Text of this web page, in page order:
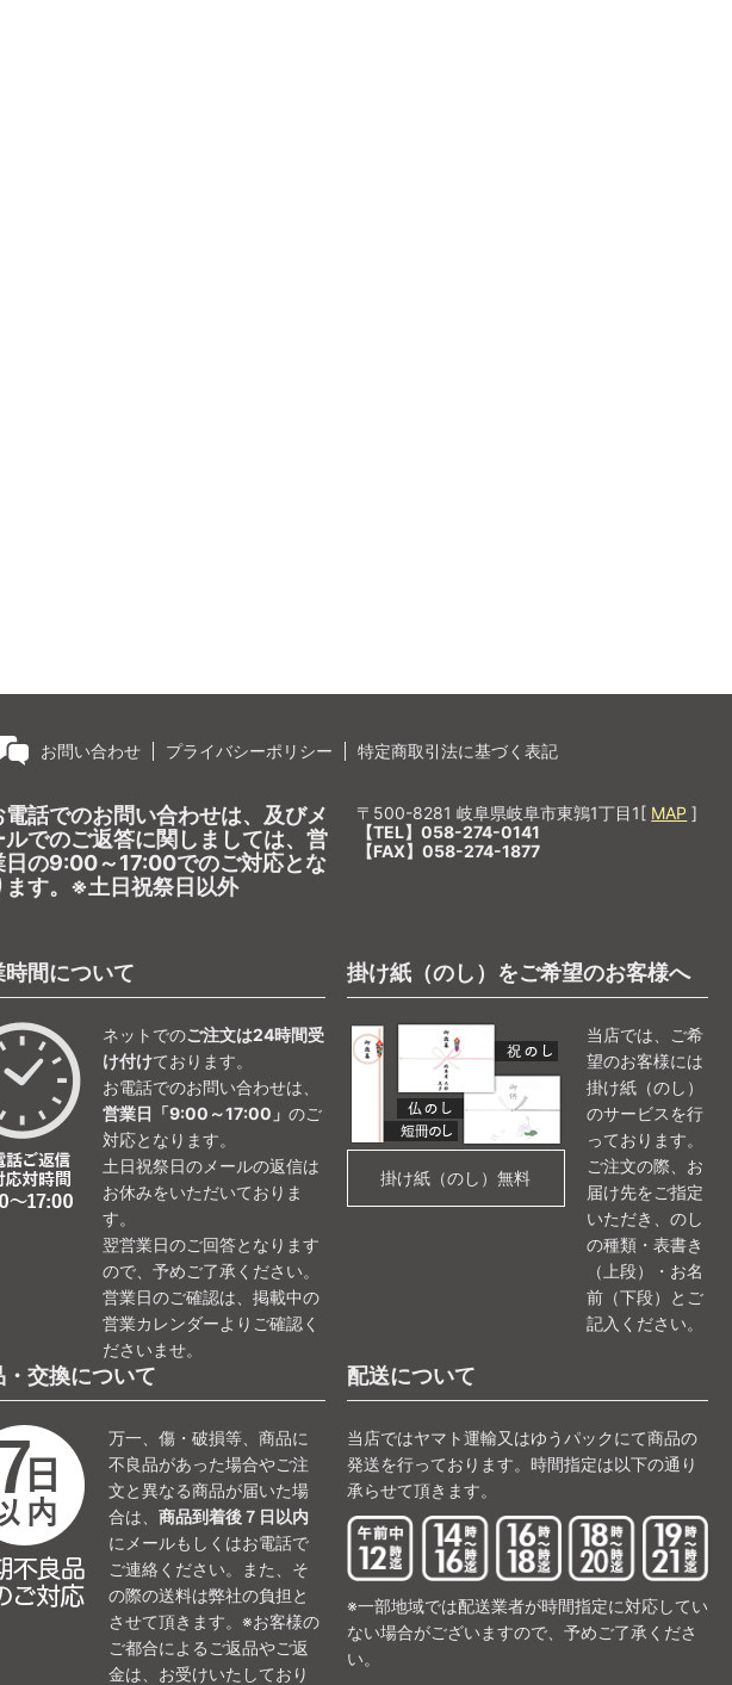
お問い合わせ プライバシーポリシー
特定商取引法に基づく表記
電話でのお問い合わせは、及びメ
ルでのご返答に関しましては、営
日の9:00～17:00でのご対応とな
ます。※土日祝祭日以外
〒500-8281 岐阜県岐阜市東鶉1丁目1[ MAP ]
【TEL】058-274-0141
【FAX】058-274-1877
時間について
ネットでのご注文は24時間受
け付けております。
お電話でのお問い合わせは、
営業日「9:00～17:00」 のご
対応となります。
土日祝祭日のメールの返信は
お休みをいただいておりま
す。
翌営業日のご回答となります
ので、予めご了承ください。
営業日のご確認は、掲載中の
営業カレンダーよりご確認く
ださいませ。
掛け紙（のし）をご希望のお客様へ
掛け紙（のし）無料
当店では、ご希
望のお客様には
掛け紙（のし）
のサービスを行
っております。
ご注文の際、お
届け先をご指定
いただき、のし
の種類・表書き
（上段）・お名
前（下段）とご
記入ください。
・交換について
万一、傷・破損等、商品に
不良品があった場合やご注
文と異なる商品が届いた場
合は、 商品到着後７日以内
にメールもしくはお電話で
ご連絡ください。また、そ
の際の送料は弊社の負担と
させて頂きます。※お客様の
ご都合によるご返品やご返
金は、お受けいたしており
配送について
当店ではヤマト運輸又はゆうパックにて商品の
発送を行っております。時間指定は以下の通り
承らせて頂きます。
※一部地域では配送業者が時間指定に対応してい
ない場合がございますので、予めご了承くださ
い。